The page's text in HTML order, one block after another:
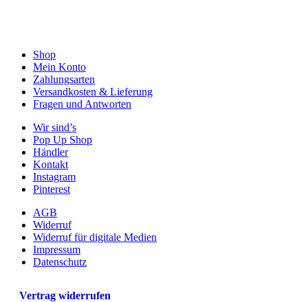
Shop
Mein Konto
Zahlungsarten
Versandkosten & Lieferung
Fragen und Antworten
Wir sind’s
Pop Up Shop
Händler
Kontakt
Instagram
Pinterest
AGB
Widerruf
Widerruf für digitale Medien
Impressum
Datenschutz
Vertrag widerrufen